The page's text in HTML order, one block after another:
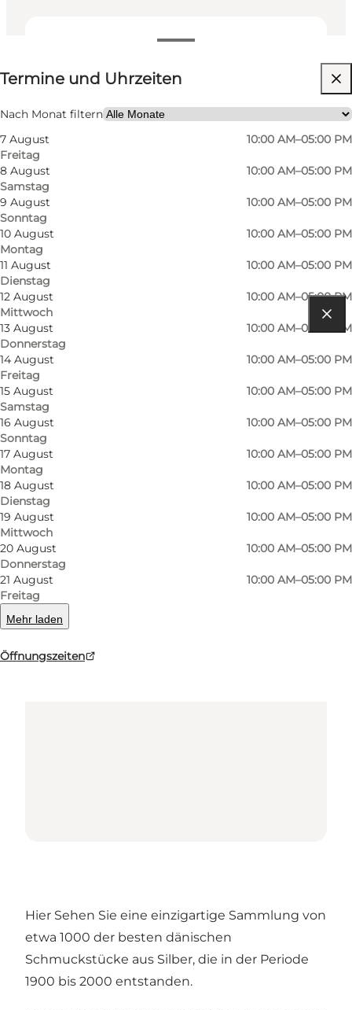
Termine und Uhrzeiten
Termine und Uhrzeiten
Nach Monat filtern
7 August
Freitag
10:00 AM–05:00 PM
8 August
Samstag
10:00 AM–05:00 PM
9 August
Sonntag
10:00 AM–05:00 PM
10 August
Montag
10:00 AM–05:00 PM
11 August
Dienstag
10:00 AM–05:00 PM
12 August
Mittwoch
10:00 AM–05:00 PM
13 August
Donnerstag
10:00 AM–05:00 PM
14 August
Freitag
10:00 AM–05:00 PM
15 August
Samstag
10:00 AM–05:00 PM
16 August
Sonntag
10:00 AM–05:00 PM
17 August
Montag
10:00 AM–05:00 PM
18 August
Dienstag
10:00 AM–05:00 PM
19 August
Mittwoch
10:00 AM–05:00 PM
20 August
Donnerstag
10:00 AM–05:00 PM
21 August
Freitag
10:00 AM–05:00 PM
Mehr laden
Öffnungszeiten
Website besuchen
Freunde, Mein Partner
Route anzeigen
Den Gamle By
Viborgvej 2
8000 Aarhus C
Hier Sehen Sie eine einzigartige Sammlung von
etwa 1000 der besten dänischen
Schmuckstücke aus Silber, die in der Periode
1900 bis 2000 entstanden.